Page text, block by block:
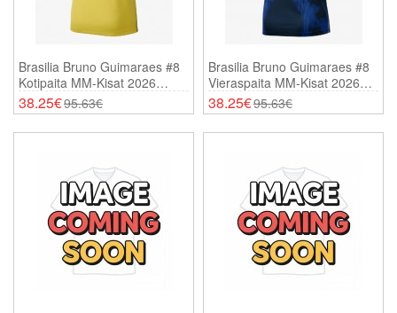
Brasilia Bruno Guimaraes #8
Kotipaita MM-Kisat 2026
Lyhythihainen
38.25€95.63€
Brasilia Bruno Guimaraes #8
Vieraspaita MM-Kisat 2026
Lyhythihainen
38.25€95.63€